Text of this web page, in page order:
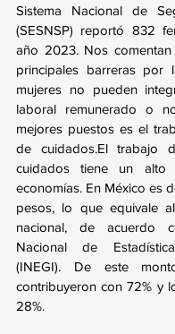
Sistema Nacional de
(SESNSP) reportó 832
año 2023. Nos
principales barreras por
mujeres no pueden
laboral remunerado o
mejores puestos es el
de cuidados.El trabajo
cuidados tiene un alto
economías. En México es
pesos, lo que equivale
nacional, de acuerdo
Nacional de
(INEGI). De este
contribuyeron con 72% y
28%.